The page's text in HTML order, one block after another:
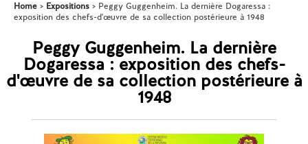
Home Expositions
Peggy Guggenheim. La dernière Dogaressa :
exposition des chefs-d'œuvre de sa collection postérieure à 1948
Peggy Guggenheim. La dernière
Dogaressa : exposition des chefs-
d'œuvre de sa collection postérieure à
1948